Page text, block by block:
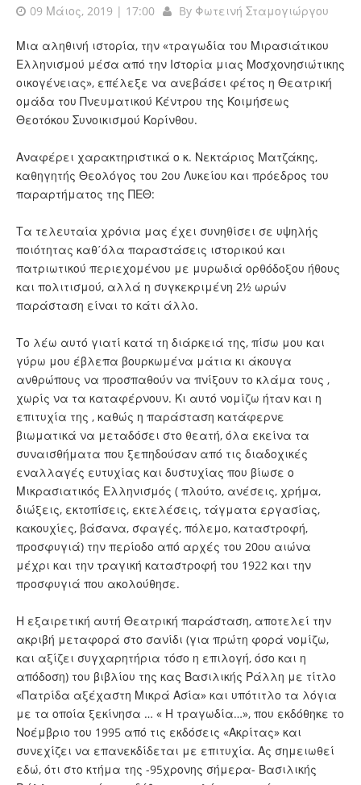
09 Μάιος, 2019 | 17:00 By Φωτεινή Σταμογιώργου
Μια αληθινή ιστορία, την «τραγωδία του Μιρασιάτικου
Ελληνισμού μέσα από την Ιστορία μιας Μοσχονησιώτικης
οικογένειας», επέλεξε να ανεβάσει φέτος η Θεατρική
ομάδα του Πνευματικού Κέντρου της Κοιμήσεως
Θεοτόκου Συνοικισμού Κορίνθου.
Αναφέρει χαρακτηριστικά ο κ. Νεκτάριος Ματζάκης,
καθηγητής Θεολόγος του 2ου Λυκείου και πρόεδρος του
παραρτήματος της ΠΕΘ:
Τα τελευταία χρόνια μας έχει συνηθίσει σε υψηλής
ποιότητας καθ΄όλα παραστάσεις ιστορικού και
πατριωτικού περιεχομένου με μυρωδιά ορθόδοξου ήθους
και πολιτισμού, αλλά η συγκεκριμένη 2½ ωρών
παράσταση είναι το κάτι άλλο.
Το λέω αυτό γιατί κατά τη διάρκειά της, πίσω μου και
γύρω μου έβλεπα βουρκωμένα μάτια κι άκουγα
ανθρώπους να προσπαθούν να πνίξουν το κλάμα τους ,
χωρίς να τα καταφέρνουν. Κι αυτό νομίζω ήταν και η
επιτυχία της , καθώς η παράσταση κατάφερνε
βιωματικά να μεταδόσει στο θεατή, όλα εκείνα τα
συναισθήματα που ξεπηδούσαν από τις διαδοχικές
εναλλαγές ευτυχίας και δυστυχίας που βίωσε ο
Μικρασιατικός Ελληνισμός ( πλούτο, ανέσεις, χρήμα,
διώξεις, εκτοπίσεις, εκτελέσεις, τάγματα εργασίας,
κακουχίες, βάσανα, σφαγές, πόλεμο, καταστροφή,
προσφυγιά) την περίοδο από αρχές του 20ου αιώνα
μέχρι και την τραγική καταστροφή του 1922 και την
προσφυγιά που ακολούθησε.
Η εξαιρετική αυτή Θεατρική παράσταση, αποτελεί την
ακριβή μεταφορά στο σανίδι (για πρώτη φορά νομίζω,
και αξίζει συγχαρητήρια τόσο η επιλογή, όσο και η
απόδοση) του βιβλίου της κας Βασιλικής Ράλλη με τίτλο
«Πατρίδα αξέχαστη Μικρά Ασία» και υπότιτλο τα λόγια
με τα οποία ξεκίνησα … « Η τραγωδία…», που εκδόθηκε το
Νοέμβριο του 1995 από τις εκδόσεις «Ακρίτας» και
συνεχίζει να επανεκδίδεται με επιτυχία. Ας σημειωθεί
εδώ, ότι στο κτήμα της -95χρονης σήμερα- Βασιλικής